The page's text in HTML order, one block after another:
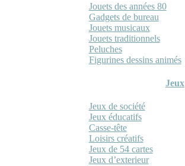
Jouets des années 80
Gadgets de bureau
Jouets musicaux
Jouets traditionnels
Peluches
Figurines dessins animés
Jeux
Jeux de société
Jeux éducatifs
Casse-tête
Loisirs créatifs
Jeux de 54 cartes
Jeux d’exterieur